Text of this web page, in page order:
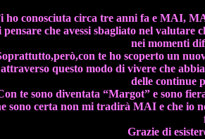
ho conosciuta circa tre anni fa e MAI,
pensare che avessi sbagliato nel
nei momenti
te ho scoperto un
attraverso questo modo di vivere che
delle continue
te sono diventata “Margot” e sono
sono certa non mi tradirà MAI e che io
Grazie di